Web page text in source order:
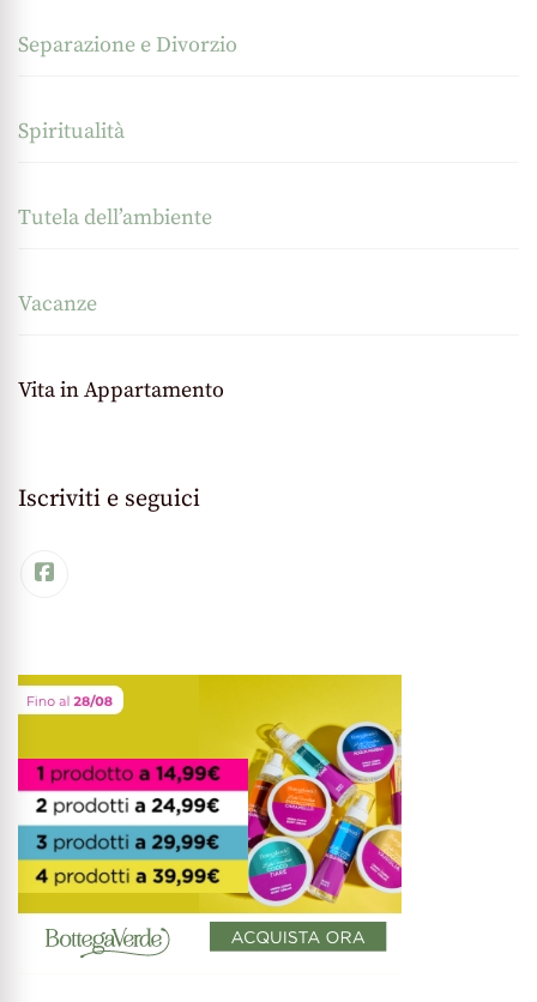
Separazione e Divorzio
Spiritualità
Tutela dell’ambiente
Vacanze
Vita in Appartamento
Iscriviti e seguici